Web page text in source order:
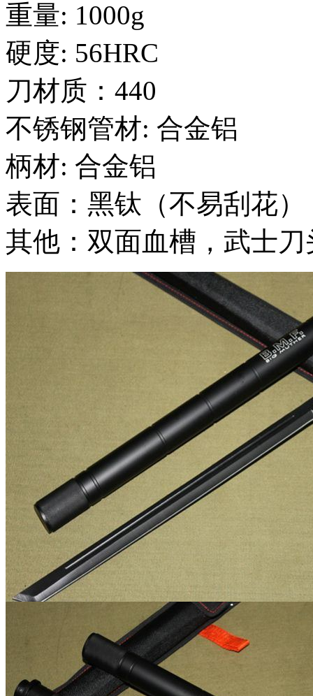
重量: 1000g
硬度: 56HRC
刀材质：440
不锈钢管材: 合金铝
柄材: 合金铝
表面：黑钛（不易刮花）
其他：双面血槽，武士